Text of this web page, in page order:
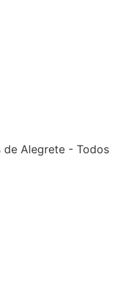
Alegrete - Todos